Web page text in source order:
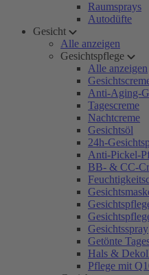
Raumsprays
Autodüfte
Gesicht
Alle anzeigen
Gesichtspflege
Alle anzeigen
Anti-Aging-
Tagescreme
Nachtcreme
Gesichtsöl
24h-
Anti-Pickel-
BB- & CC-
Gesichtsspray
Getönte
Hals &
Pflege mit